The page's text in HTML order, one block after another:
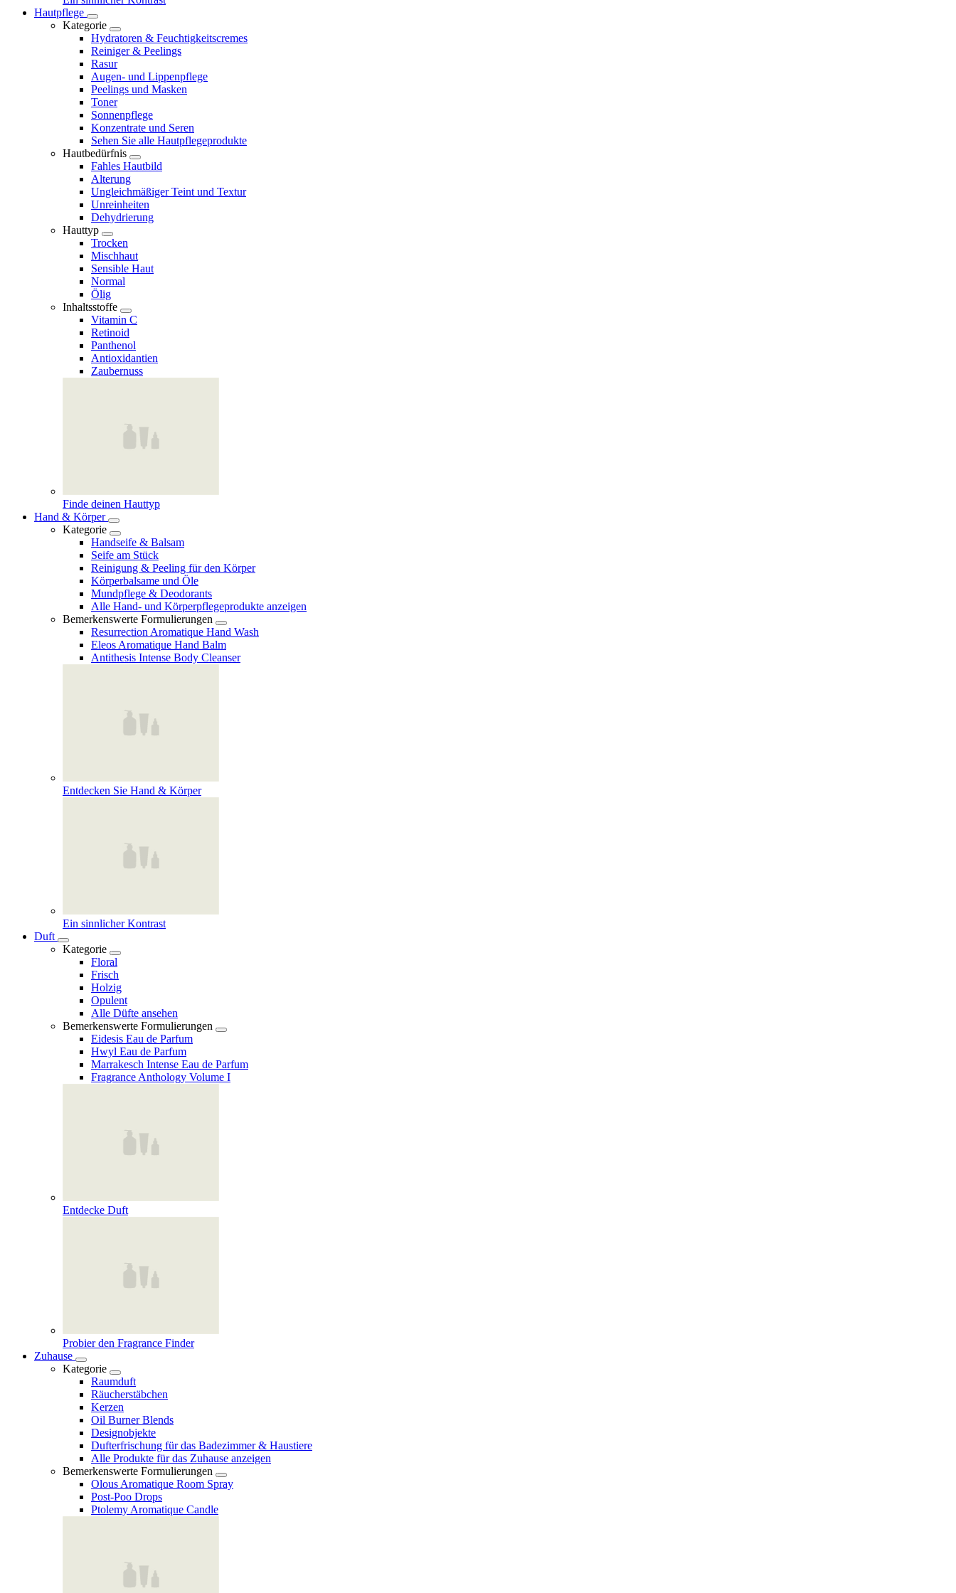
Hautpflege
Kategorie
Hydratoren & Feuchtigkeitscremes
Reiniger & Peelings
Rasur
Augen- und Lippenpflege
Peelings und Masken
Toner
Sonnenpflege
Konzentrate und Seren
Sehen Sie alle Hautpflegeprodukte
Hautbedürfnis
Fahles Hautbild
Alterung
Ungleichmäßiger Teint und Textur
Unreinheiten
Dehydrierung
Hauttyp
Trocken
Mischhaut
Sensible Haut
Normal
Ölig
Inhaltsstoffe
Vitamin C
Retinoid
Panthenol
Antioxidantien
Zaubernuss
Finde deinen Hauttyp
Hand & Körper
Kategorie
Handseife & Balsam
Seife am Stück
Reinigung & Peeling für den Körper
Körperbalsame und Öle
Mundpflege & Deodorants
Alle Hand- und Körperpflegeprodukte anzeigen
Bemerkenswerte Formulierungen
Resurrection Aromatique Hand Wash
Eleos Aromatique Hand Balm
Antithesis Intense Body Cleanser
Entdecken Sie Hand & Körper
Ein sinnlicher Kontrast
Duft
Kategorie
Floral
Frisch
Holzig
Opulent
Alle Düfte ansehen
Bemerkenswerte Formulierungen
Eidesis Eau de Parfum
Hwyl Eau de Parfum
Marrakesch Intense Eau de Parfum
Fragrance Anthology Volume I
Entdecke Duft
Probier den Fragrance Finder
Zuhause
Kategorie
Raumduft
Räucherstäbchen
Kerzen
Oil Burner Blends
Designobjekte
Dufterfrischung für das Badezimmer & Haustiere
Alle Produkte für das Zuhause anzeigen
Bemerkenswerte Formulierungen
Olous Aromatique Room Spray
Post-Poo Drops
Ptolemy Aromatique Candle